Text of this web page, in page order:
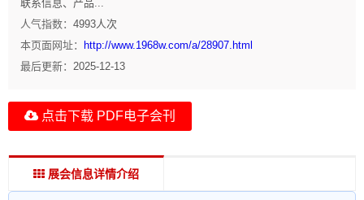
联系信息、产品...
人气指数： 4993人次
本页面网址：
http://www.1968w.com/a/28907.html
最后更新： 2025-12-13
点击下载 PDF电子会刊
展会信息详情介绍